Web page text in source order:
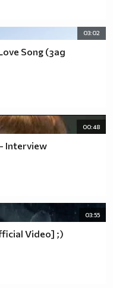
03:02
Song (зад
00:48
Interview
03:55
Video] ;)